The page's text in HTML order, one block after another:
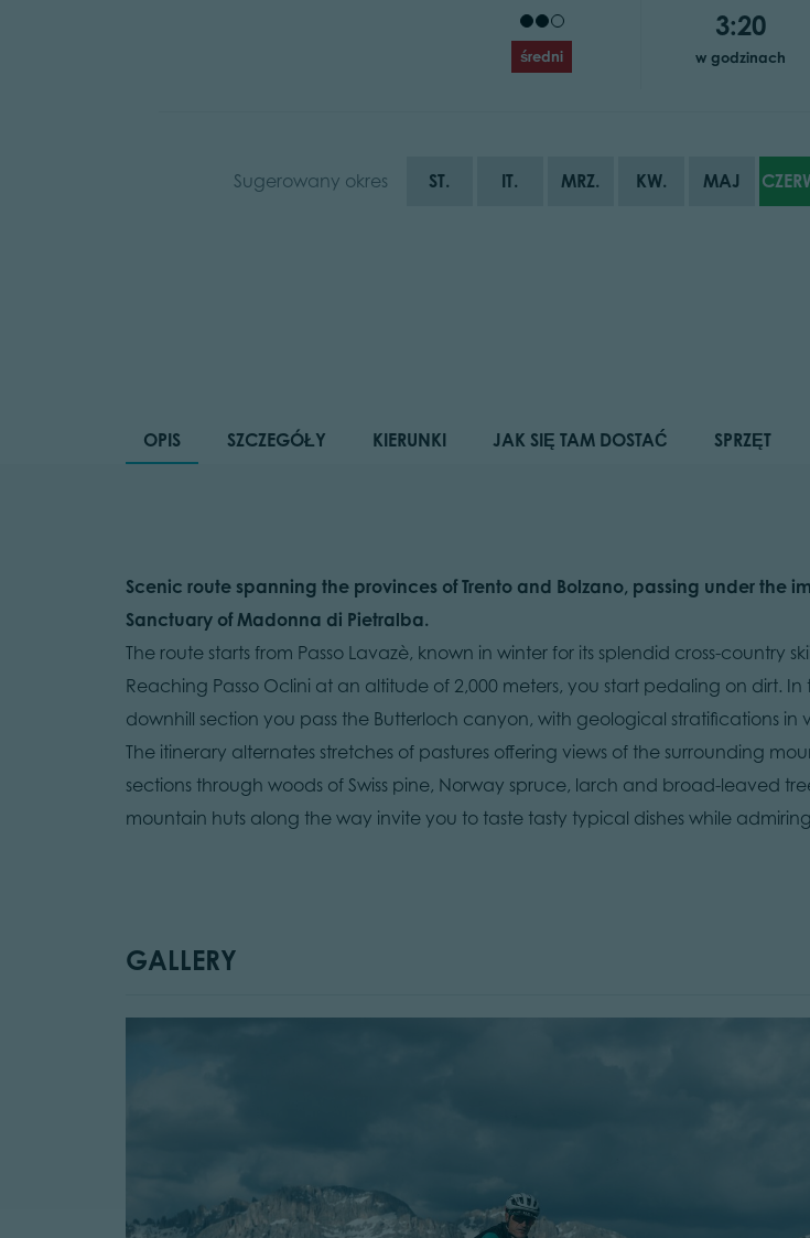
średni
3:20
w godzinach
Sugerowany okres ST. IT. MRZ. KW. MAJ
OPIS SZCZEGÓŁY KIERUNKI JAK SIĘ TAM DOSTAĆ SPRZĘT
Scenic route spanning the provinces of Trento and Bolzano, passing under the
Sanctuary of Madonna di Pietralba.
The route starts from Passo Lavazè, known in winter for its splendid cross-country
Reaching Passo Oclini at an altitude of 2,000 meters, you start pedaling on dirt. In
downhill section you pass the Butterloch canyon, with geological stratifications in
The itinerary alternates stretches of pastures offering views of the surrounding
sections through woods of Swiss pine, Norway spruce, larch and broad-leaved
mountain huts along the way invite you to taste tasty typical dishes while
GALLERY